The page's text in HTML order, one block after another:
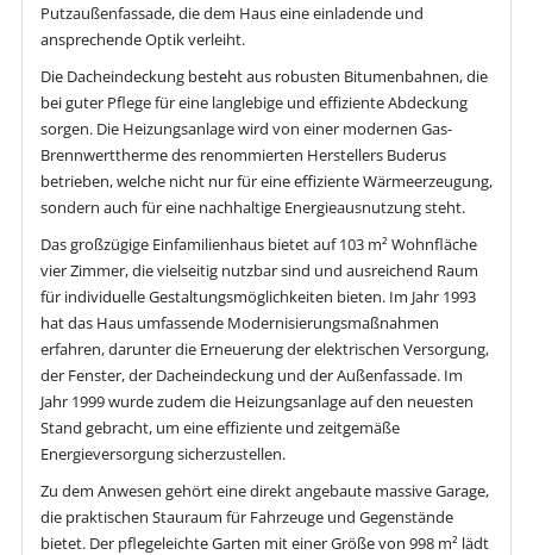
Putzaußenfassade, die dem Haus eine einladende und
ansprechende Optik verleiht.
Die Dacheindeckung besteht aus robusten Bitumenbahnen, die
bei guter Pflege für eine langlebige und effiziente Abdeckung
sorgen. Die Heizungsanlage wird von einer modernen Gas-
Brennwerttherme des renommierten Herstellers Buderus
betrieben, welche nicht nur für eine effiziente Wärmeerzeugung,
sondern auch für eine nachhaltige Energieausnutzung steht.
Das großzügige Einfamilienhaus bietet auf 103 m² Wohnfläche
vier Zimmer, die vielseitig nutzbar sind und ausreichend Raum
für individuelle Gestaltungsmöglichkeiten bieten. Im Jahr 1993
hat das Haus umfassende Modernisierungsmaßnahmen
erfahren, darunter die Erneuerung der elektrischen Versorgung,
der Fenster, der Dacheindeckung und der Außenfassade. Im
Jahr 1999 wurde zudem die Heizungsanlage auf den neuesten
Stand gebracht, um eine effiziente und zeitgemäße
Energieversorgung sicherzustellen.
Zu dem Anwesen gehört eine direkt angebaute massive Garage,
die praktischen Stauraum für Fahrzeuge und Gegenstände
bietet. Der pflegeleichte Garten mit einer Größe von 998 m² lädt